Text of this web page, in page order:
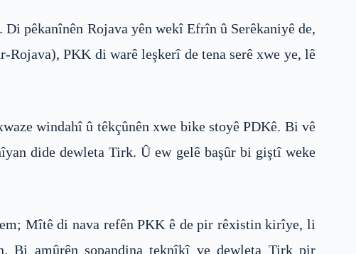
pêkanînên Rojava yên wekî Efrîn û Serêkaniyê de,
PKK di warê leşkerî de tena serê xwe ye, lê
windahî û têkçûnên xwe bike stoyê PDKê. Bi vê
dide dewleta Tirk. Û ew gelê başûr bi giştî weke
Mîtê di nava refên PKK ê de pir rêxistin kirîye, li
Bi amûrên şopandina teknîkî ve dewleta Tirk pir